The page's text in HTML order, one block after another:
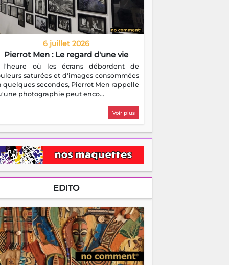
6 juillet 2026
Pierrot Men : Le regard d'une vie
l'heure où les écrans débordent de
saturées et d'images consommées
quelques secondes, Pierrot Men rappelle
photographie peut enco...
Voir plus
EDITO